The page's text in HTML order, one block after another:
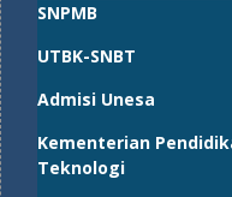
SNPMB
UTBK-SNBT
Admisi Unesa
Kementerian
Teknologi